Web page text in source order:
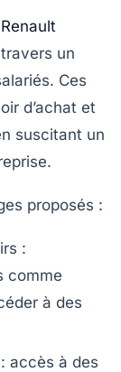
Renault
un
Ces
d’achat et
suscitant un
proposés :
:
comme
à des
accès à des